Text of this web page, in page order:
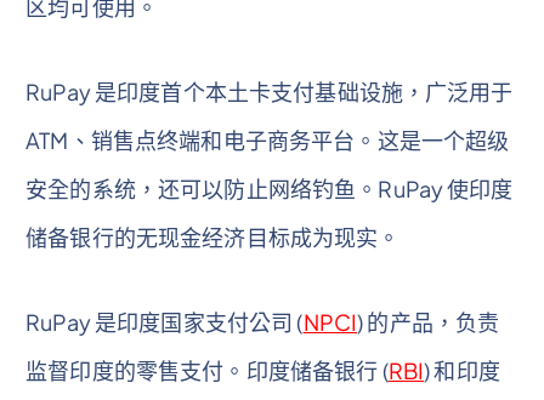
区均可使用。
RuPay 是印度首个本土卡支付基础设施，广泛用于
ATM、销售点终端和电子商务平台。这是一个超级
安全的系统，还可以防止网络钓鱼。RuPay 使印度
储备银行的无现金经济目标成为现实。
RuPay 是印度国家支付公司 (NPCI) 的产品，负责
监督印度的零售支付。印度储备银行 (RBI) 和印度